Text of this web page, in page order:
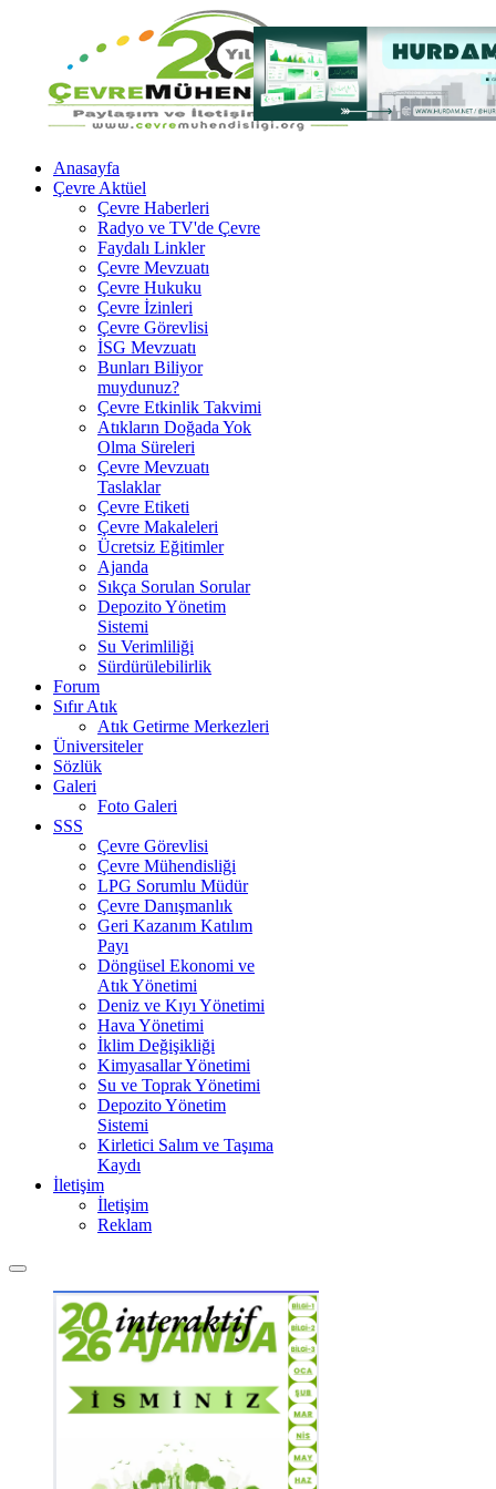
Anasayfa
Çevre Aktüel
Çevre Haberleri
Radyo ve TV'de Çevre
Faydalı Linkler
Çevre Mevzuatı
Çevre Hukuku
Çevre İzinleri
Çevre Görevlisi
İSG Mevzuatı
Bunları Biliyor
muydunuz?
Çevre Etkinlik Takvimi
Atıkların Doğada Yok
Olma Süreleri
Çevre Mevzuatı
Taslaklar
Çevre Etiketi
Çevre Makaleleri
Ücretsiz Eğitimler
Ajanda
Sıkça Sorulan Sorular
Depozito Yönetim
Sistemi
Su Verimliliği
Sürdürülebilirlik
Forum
Sıfır Atık
Atık Getirme Merkezleri
Üniversiteler
Sözlük
Galeri
Foto Galeri
SSS
Çevre Görevlisi
Çevre Mühendisliği
LPG Sorumlu Müdür
Çevre Danışmanlık
Geri Kazanım Katılım
Payı
Döngüsel Ekonomi ve
Atık Yönetimi
Deniz ve Kıyı Yönetimi
Hava Yönetimi
İklim Değişikliği
Kimyasallar Yönetimi
Su ve Toprak Yönetimi
Depozito Yönetim
Sistemi
Kirletici Salım ve Taşıma
Kaydı
İletişim
İletişim
Reklam